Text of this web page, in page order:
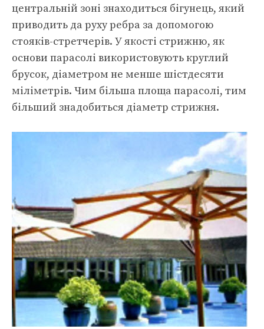
центральній зоні знаходиться бігунець, який
приводить да руху ребра за допомогою
стояків-стретчерів. У якості стрижню, як
основи парасолі використовують круглий
брусок, діаметром не менше шістдесяти
міліметрів. Чим більша площа парасолі, тим
більший знадобиться діаметр стрижня.